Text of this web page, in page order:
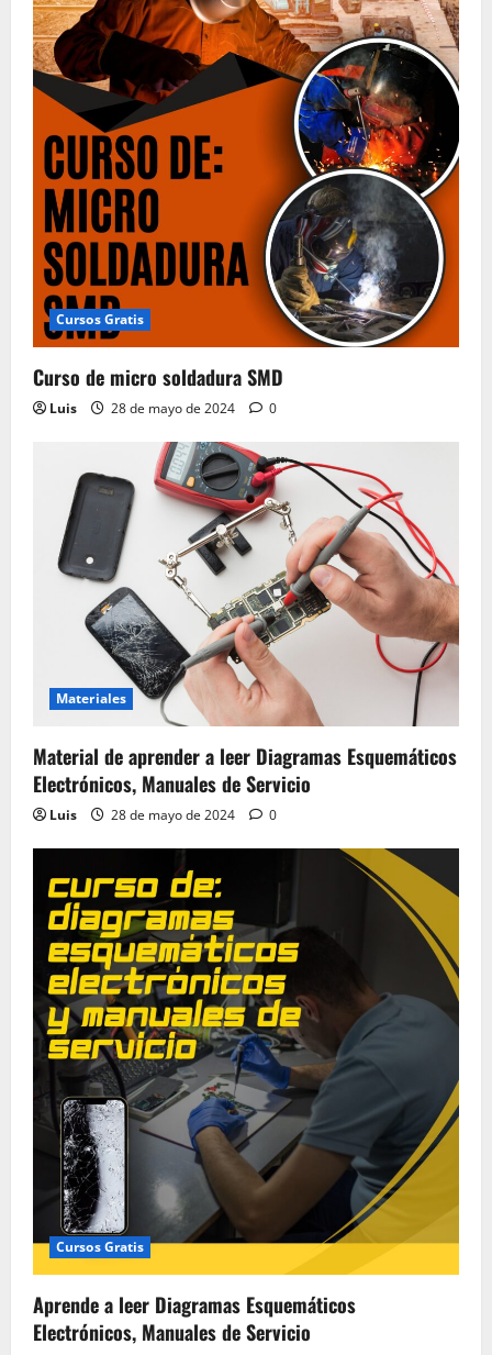
Cursos Gratis
Curso de micro soldadura SMD
Luis 28 de mayo de 2024 0
Materiales
Material de aprender a leer Diagramas Esquemáticos
Electrónicos, Manuales de Servicio
Luis 28 de mayo de 2024 0
Cursos Gratis
Aprende a leer Diagramas Esquemáticos
Electrónicos, Manuales de Servicio